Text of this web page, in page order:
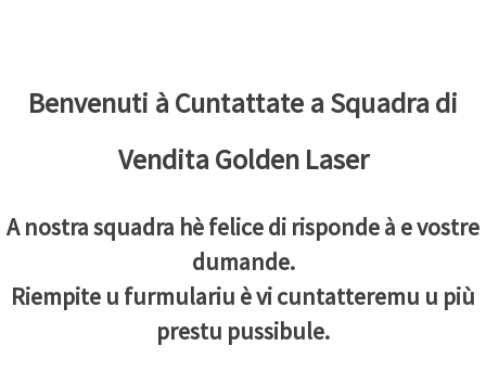
Benvenuti à Cuntattate a Squadra di
Vendita Golden Laser
A nostra squadra hè felice di risponde à e vostre
dumande.
Riempite u furmulariu è vi cuntatteremu u più
prestu pussibule.